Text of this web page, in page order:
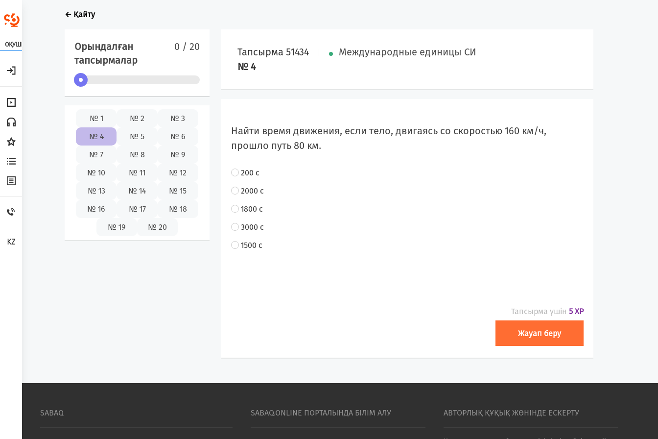
ОҚУШЫ
KZ
← Қайту
Орындалған
тапсырмалар
0 / 20
№ 1 № 2
№ 3
№ 4
№ 5
№ 6
№ 7
№ 8
№ 9
№ 10
№ 11
№ 12
№ 13
№ 14
№ 15
№ 16
№ 17
№ 18
№ 19
№ 20
Тапсырма 51434
Международные единицы СИ
№ 4
Найти время движения, если тело, двигаясь со скоростью 160 км/ч,
прошло путь 80 км.
200 с
2000 с
1800 с
3000 с
1500 с
Тапсырма үшін 5 XP
Жауап беру
SABAQ SABAQ.ONLINE ПОРТАЛЫНДА БІЛІМ АЛУ АВТОРЛЫҚ ҚҰҚЫҚ ЖӨНІНДЕ ЕСКЕРТУ